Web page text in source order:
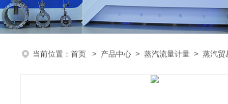
当前位置： 首页 > 产品中心 > 蒸汽流量计量 > 蒸汽贸